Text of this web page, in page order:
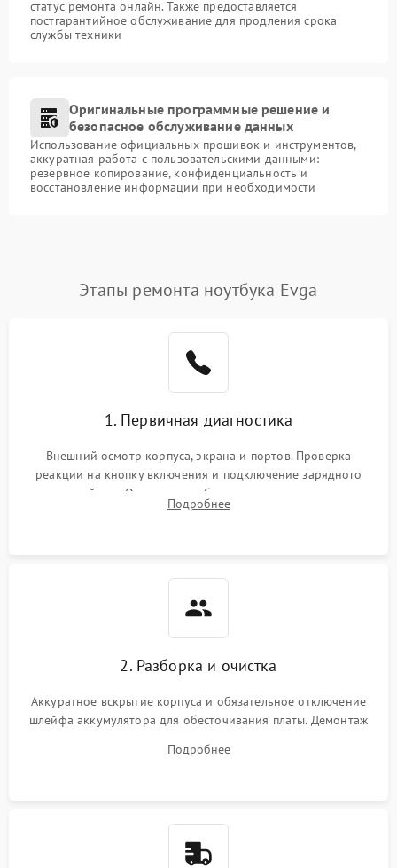
статус ремонта онлайн. Также предоставляется
постгарантийное обслуживание для продления срока
службы техники
Оригинальные программные решение и
безопасное обслуживание данных
Использование официальных прошивок и инструментов,
аккуратная работа с пользовательскими данными:
резервное копирование, конфиденциальность и
восстановление информации при необходимости
Этапы ремонта ноутбука Evga
1. Первичная диагностика
Внешний осмотр корпуса, экрана и портов. Проверка
реакции на кнопку включения и подключение зарядного
устройства. Оценка потребления тока с помощью
лабораторного блока питания для локализации проблемы.
Подробнее
2. Разборка и очистка
Аккуратное вскрытие корпуса и обязательное отключение
шлейфа аккумулятора для обесточивания платы. Демонтаж
высохшей термопасты с кристаллов чипов.
Подробнее